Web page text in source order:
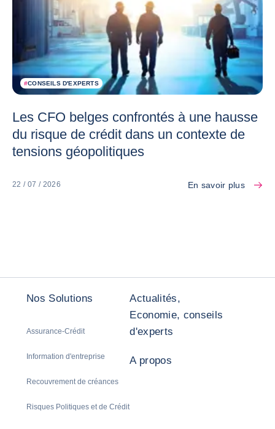
#CONSEILS D'EXPERTS
Les CFO belges confrontés à une hausse
du risque de crédit dans un contexte de
tensions géopolitiques
22 / 07 / 2026 En savoir plus
Nos Solutions
Assurance-Crédit
Information d'entreprise
Recouvrement de créances
Risques Politiques et de Crédit
Actualités,
Economie, conseils
d'experts
A propos